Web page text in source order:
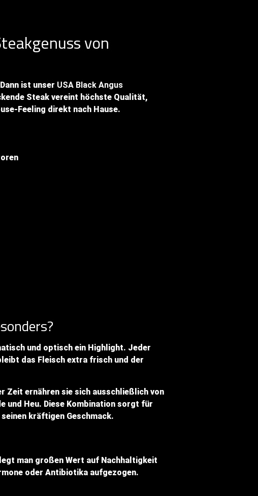
von
ist unser USA Black Angus
Steak vereint höchste Qualität,
Feeling direkt nach Hause.
und optisch ein Highlight. Jeder
das Fleisch extra frisch und der
Zeit ernähren sie sich ausschließlich von
und Heu. Diese Kombination sorgt für
kräftigen Geschmack.
man großen Wert auf Nachhaltigkeit
oder Antibiotika aufgezogen.